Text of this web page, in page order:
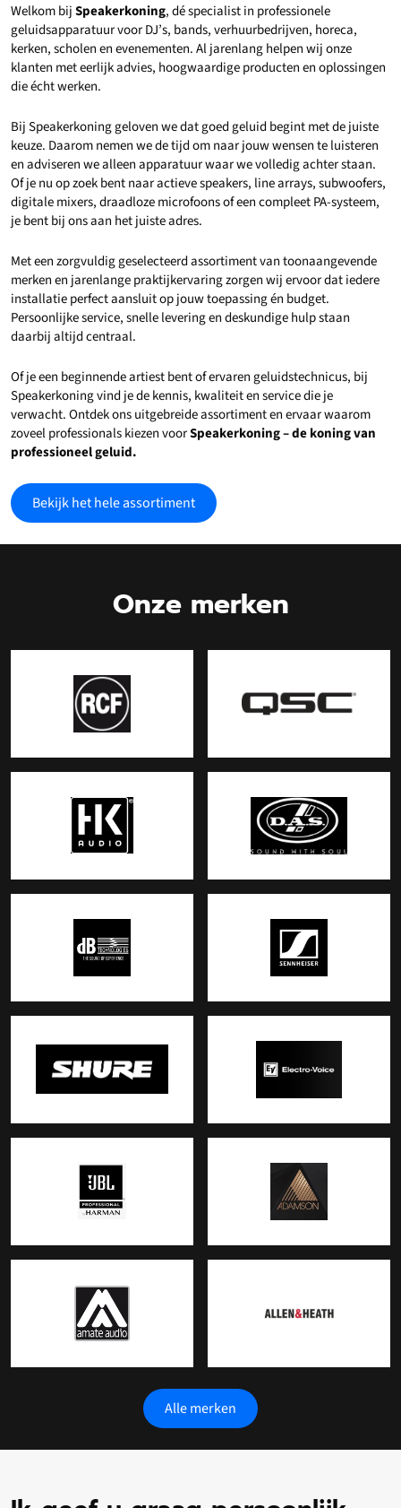
Welkom bijSpeakerkoning, dé specialist in professionele
geluidsapparatuur voor DJ’s, bands, verhuurbedrijven, horeca,
kerken, scholen en evenementen. Al jarenlang helpen wij onze
klanten met eerlijk advies, hoogwaardige producten en oplossingen
die écht werken.
Bij Speakerkoning geloven we dat goed geluid begint met de juiste
keuze. Daarom nemen we de tijd om naar jouw wensen te luisteren
en adviseren we alleen apparatuur waar we volledig achter staan.
Of je nu op zoek bent naar actieve speakers, line arrays, subwoofers,
digitale mixers, draadloze microfoons of een compleet PA-systeem,
je bent bij ons aan het juiste adres.
Met een zorgvuldig geselecteerd assortiment van toonaangevende
merken en jarenlange praktijkervaring zorgen wij ervoor dat iedere
installatie perfect aansluit op jouw toepassing én budget.
Persoonlijke service, snelle levering en deskundige hulp staan
daarbij altijd centraal.
Of je een beginnende artiest bent of ervaren geluidstechnicus, bij
Speakerkoning vind je de kennis, kwaliteit en service die je
verwacht. Ontdek ons uitgebreide assortiment en ervaar waarom
zoveel professionals kiezen voorSpeakerkoning – de koning van
professioneel geluid.
Bekijk het hele assortiment
Onze merken
Alle merken